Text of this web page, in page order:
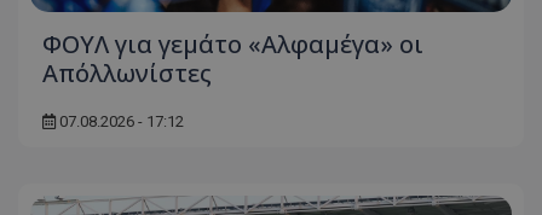
ΦΟΥΛ για γεμάτο «Αλφαμέγα» οι
Απόλλωνίστες
07.08.2026 - 17:12